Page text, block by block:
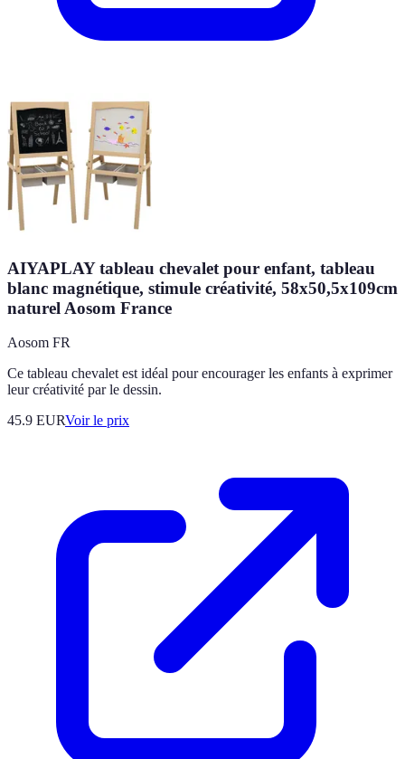
AIYAPLAY tableau chevalet pour enfant, tableau
blanc magnétique, stimule créativité, 58x50,5x109cm
naturel Aosom France
Aosom FR
Ce tableau chevalet est idéal pour encourager les enfants à exprimer
leur créativité par le dessin.
45.9 EURVoir le prix